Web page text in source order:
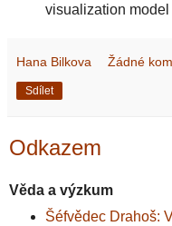
visualization
Hana Bilkova Žádné
Sdílet
Odkazem
Věda a výzkum
Šéfvědec Drahoš: